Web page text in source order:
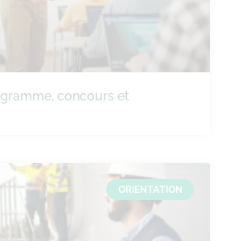
concours et
ORIENTATION